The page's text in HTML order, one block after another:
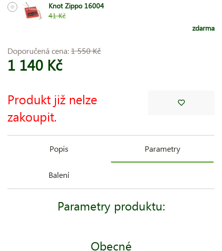
Knot Zippo 16004
41 Kč
zdarma
Doporučená cena:1 550 Kč
1 140 Kč
Produkt již nelze
zakoupit.
Popis Parametry
Balení
Parametry produktu:
Obecné